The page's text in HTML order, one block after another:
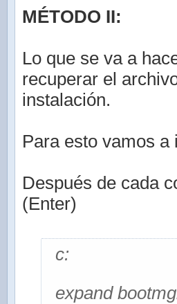
MÉTODO II:
Lo que se va a
recuperar el
instalación.
Para esto vamos
Después de cada
(Enter)
c:
expand